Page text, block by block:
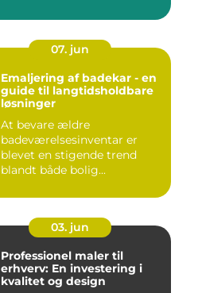
07. jun
Emaljering af badekar - en
guide til langtidsholdbare
løsninger
At bevare ældre
badeværelsesinventar er
blevet en stigende trend
blandt både bolig...
03. jun
Professionel maler til
erhverv: En investering i
kvalitet og design